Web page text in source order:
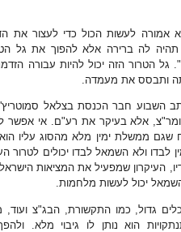
לעשות הכול כדי לעצור את
לה ברירה אלא להפוך את גל
הטרור הזה יכול להיות עבורה
ותבסס את מעמדה.
השבוע חבר הכנסת בצלאל סמוטריץ'.
אלא בעיקר את רע"ם. אי אפשר
שגם ממשלת ימין מלא מהסוג עליו
ולא השמאל לבדו יכולים לטרור
העיקרון שמפעיל את המציאות
השמאל יכול לעשות מלחמות.
גדול, כמו התקשורת, הבג"צ ועוד,
הוא נותן לו גיבוי מלא.